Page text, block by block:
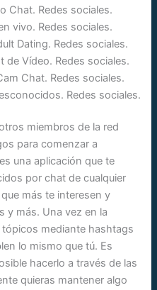
Chat. Redes sociales.
vivo. Redes sociales.
Dating. Redes sociales.
de Vídeo. Redes sociales.
Chat. Redes sociales.
Redes sociales.
miembros de la red
para comenzar a
una aplicación que te
por chat de cualquier
más te interesen y
y más. Una vez en la
mediante hashtags
lo mismo que tú. Es
hacerlo a través de las
quieras mantener algo